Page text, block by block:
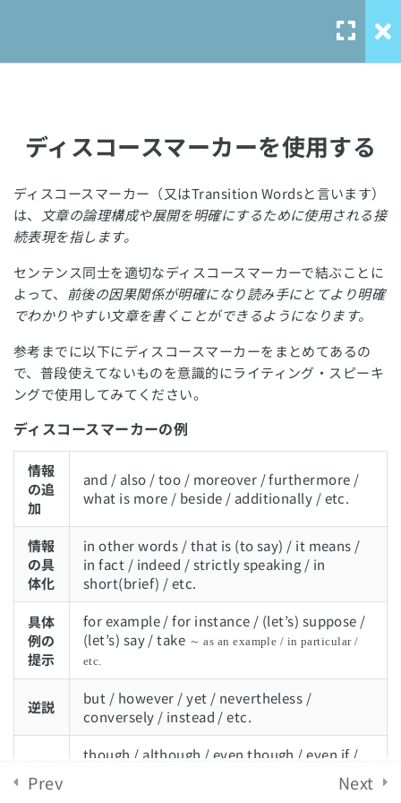
ライティングの基本
ディスコースマーカーを使用す
る
断定を避ける表現（Hedging）
を使用する
丁寧な英語表現を使用する
幼稚なライティングにならない
ために気をつけること
ライティングでよくある間違い
効果的なエッセイの書き方
ライティング課題 4
ディスコースマーカーを使用する
ディスコースマーカー（又はTransition Wordsと言います）
は、
文章の論理構成や展開を明確にするために使用される接
続表現を指します。
センテンス同士を適切なディスコースマーカーで結ぶことに
よって、
前後の因果関係が明確になり読み手にとてより明確
でわかりやすい文章を書くことができるようになります。
参考までに以下にディスコースマーカーをまとめてあるの
で、普段使えてないものを意識的にライティング・スピーキ
ングで使用してみてください。
ディスコースマーカーの例
情報
の追
加
and / also / too / moreover / furthermore /
what is more / beside / additionally / etc.
情報
の具
体化
in other words / that is (to say) / it means /
in fact / indeed / strictly speaking / in
short(brief) / etc.
具体
例の
提示
for example / for instance / (let’s) suppose /
(let’s) say / take ～ as an example / in particular /
etc.
逆説
but / however / yet / nevertheless /
conversely / instead / etc.
譲歩
though / although / even though / even if /
while / in spite of / despite / regardless of /
Prev Next
Our Service
language.com
solo-ielts-
English Revolution 2021. Powered by
Co.,Ltd.